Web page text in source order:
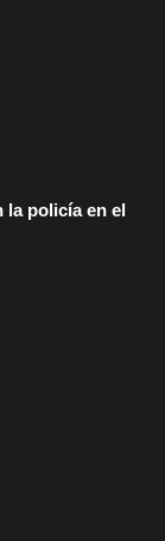
la policía en el